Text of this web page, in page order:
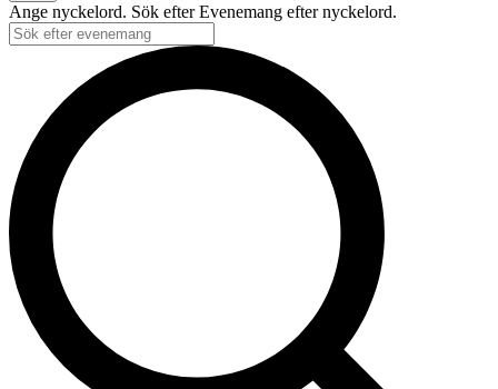
Ange nyckelord. Sök efter Evenemang efter nyckelord.